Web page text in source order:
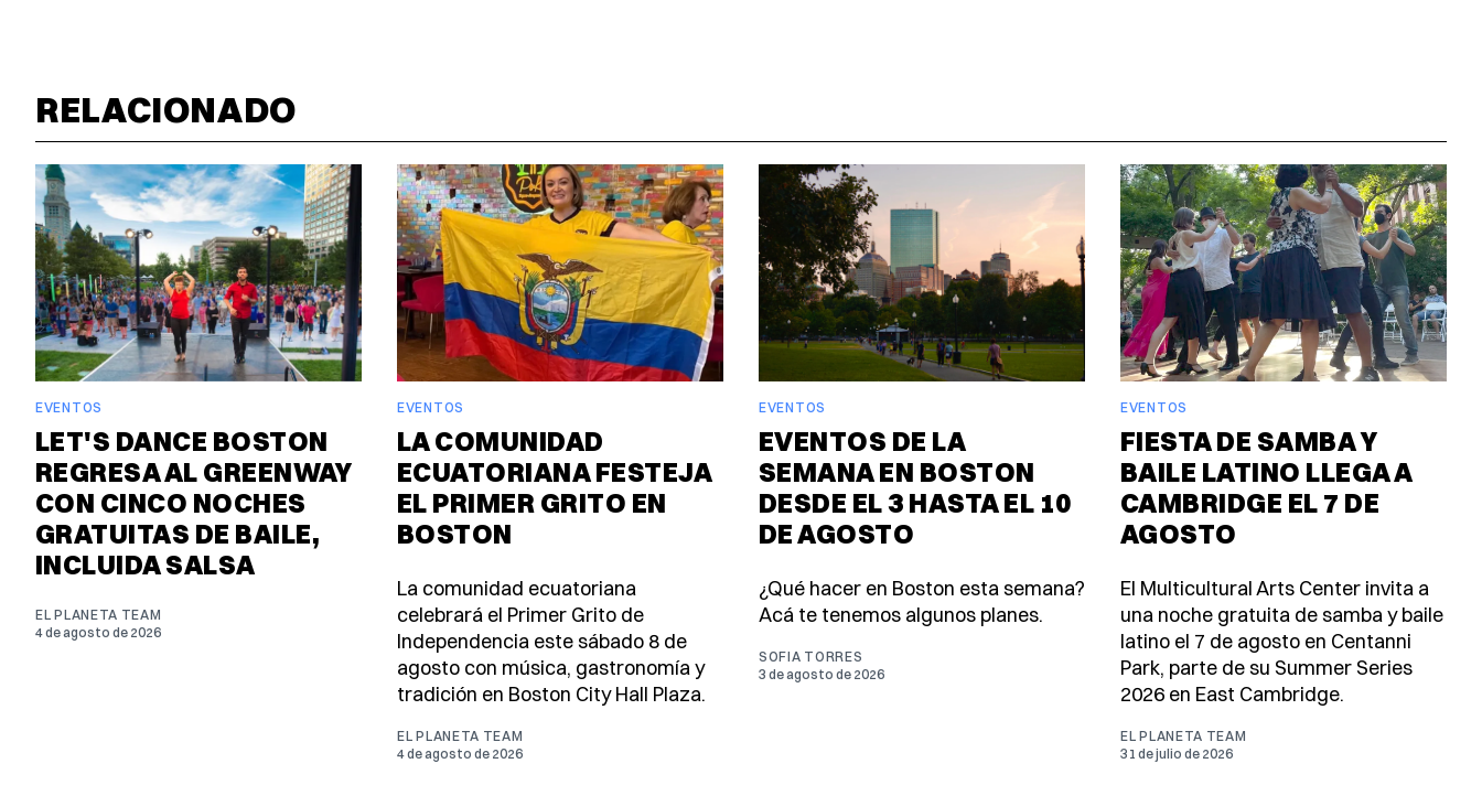
RELACIONADO
EVENTOS
LET'S DANCE BOSTON
REGRESA AL GREENWAY
CON CINCO NOCHES
GRATUITAS DE BAILE,
INCLUIDA SALSA
EL PLANETA TEAM
4 de agosto de 2026
EVENTOS
LA COMUNIDAD
ECUATORIANA FESTEJA
EL PRIMER GRITO EN
BOSTON
La comunidad ecuatoriana
celebrará el Primer Grito de
Independencia este sábado 8 de
agosto con música, gastronomía y
tradición en Boston City Hall Plaza.
EL PLANETA TEAM
4 de agosto de 2026
EVENTOS
EVENTOS DE LA
SEMANA EN BOSTON
DESDE EL 3 HASTA EL 10
DE AGOSTO
¿Qué hacer en Boston esta semana?
Acá te tenemos algunos planes.
SOFIA TORRES
3 de agosto de 2026
EVENTOS
FIESTA DE SAMBA Y
BAILE LATINO LLEGA A
CAMBRIDGE EL 7 DE
AGOSTO
El Multicultural Arts Center invita a
una noche gratuita de samba y baile
latino el 7 de agosto en Centanni
Park, parte de su Summer Series
2026 en East Cambridge.
EL PLANETA TEAM
31 de julio de 2026